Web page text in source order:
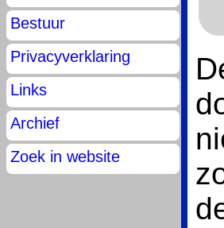
Bestuur
Privacyverklaring
Links
Archief
Zoek in website